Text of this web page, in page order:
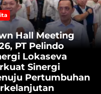
Hall Meeting
PT Pelindo
Lokaseva
Sinergi
Pertumbuhan